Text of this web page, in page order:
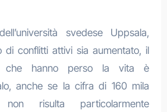
svedese Uppsala,
di conflitti attivi sia aumentato, il
che hanno perso la vita è
anche se la cifra di 160 mila
risulta particolarmente